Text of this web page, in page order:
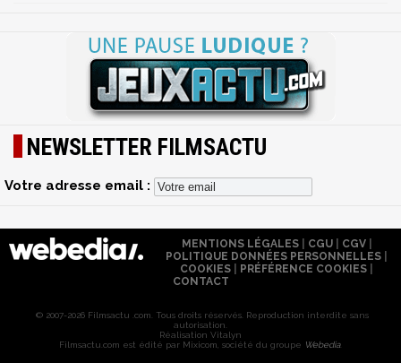
NEWSLETTER FILMSACTU
Votre adresse email :
MENTIONS LÉGALES| CGU| CGV|
POLITIQUE DONNÉES PERSONNELLES
COOKIES
PRÉFÉRENCE COOKIES
CONTACT
© 2007-2026 Filmsactu .com. Tous droits réservés. Reproduction interdite sans
autorisation.
Réalisation Vitalyn
Filmsactu .com est édité par Mixicom, société du groupe Webedia.